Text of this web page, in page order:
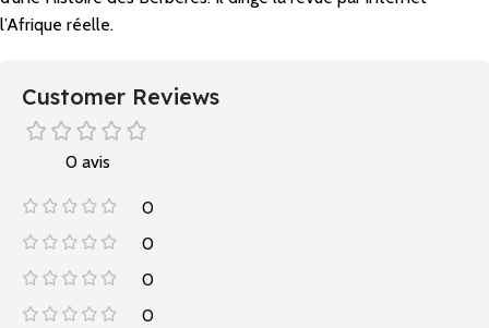
l’Afrique réelle.
Customer Reviews
0 avis
0
0
0
0